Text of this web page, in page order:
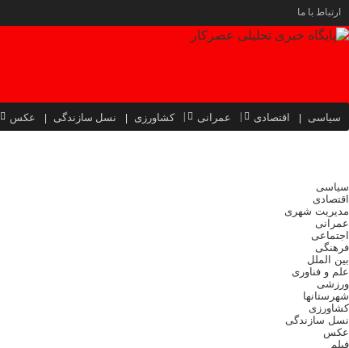
ارتباط با ما
سیاسی اقتصادی عمرانی کشاورزی نسل سازندگی عکس
سیاسی
اقتصادی
مدیریت شهری
عمرانی
اجتماعی
فرهنگی
بین الملل
علم و فناوری
ورزشی
شهرستانها
کشاورزی
نسل سازندگی
عکس
فیلم